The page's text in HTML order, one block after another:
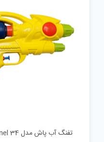
تفنگ آب پاش مدل gonel 34